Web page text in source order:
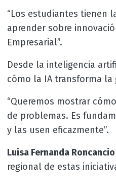
“Los estudiantes tienen
aprender sobre
Empresarial”.
Desde la inteligencia
cómo la IA transforma la
“Queremos mostrar
de problemas. Es
y las usen eficazmente”.
Luisa Fernanda
regional de estas